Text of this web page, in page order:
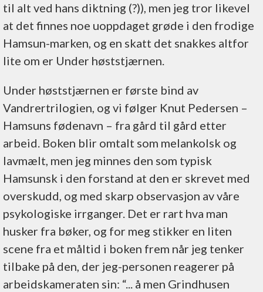
til alt ved hans diktning (?)), men jeg tror likevel
at det finnes noe uoppdaget grøde i den frodige
Hamsun-marken, og en skatt det snakkes altfor
lite om er Under høststjærnen.
Under høststjærnen er første bind av
Vandrertrilogien, og vi følger Knut Pedersen –
Hamsuns fødenavn – fra gård til gård etter
arbeid. Boken blir omtalt som melankolsk og
lavmælt, men jeg minnes den som typisk
Hamsunsk i den forstand at den er skrevet med
overskudd, og med skarp observasjon av våre
psykologiske irrganger. Det er rart hva man
husker fra bøker, og for meg stikker en liten
scene fra et måltid i boken frem når jeg tenker
tilbake på den, der jeg-personen reagerer på
arbeidskameraten sin: “... å men Grindhusen